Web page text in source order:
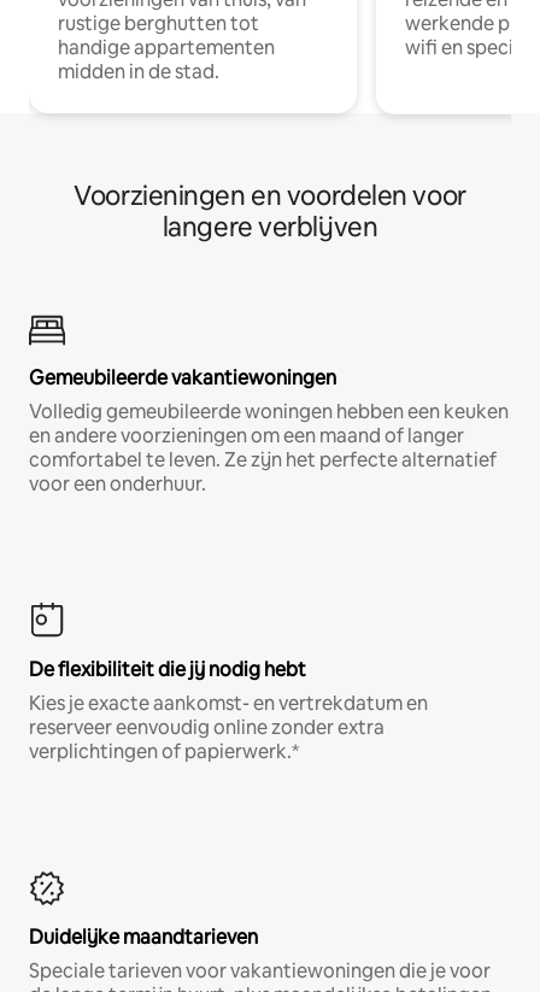
rustige berghutten tot
handige appartementen
midden in de stad.
werkende
wifi en
Voorzieningen en voordelen voor
langere verblijven
Gemeubileerde vakantiewoningen
Volledig gemeubileerde woningen hebben een keuken
en andere voorzieningen om een maand of langer
comfortabel te leven. Ze zijn het perfecte alternatief
voor een onderhuur.
De flexibiliteit die jij nodig hebt
Kies je exacte aankomst- en vertrekdatum en
reserveer eenvoudig online zonder extra
verplichtingen of papierwerk.*
Duidelijke maandtarieven
Speciale tarieven voor vakantiewoningen die je voor